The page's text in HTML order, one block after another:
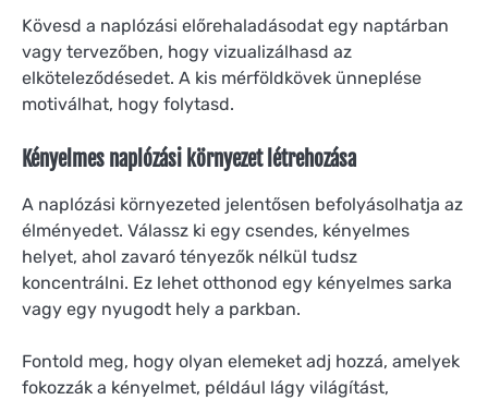
Kövesd a naplózási előrehaladásodat egy naptárban
vagy tervezőben, hogy vizualizálhasd az
elköteleződésedet. A kis mérföldkövek ünneplése
motiválhat, hogy folytasd.
Kényelmes naplózási környezet létrehozása
A naplózási környezeted jelentősen befolyásolhatja az
élményedet. Válassz ki egy csendes, kényelmes
helyet, ahol zavaró tényezők nélkül tudsz
koncentrálni. Ez lehet otthonod egy kényelmes sarka
vagy egy nyugodt hely a parkban.
Fontold meg, hogy olyan elemeket adj hozzá, amelyek
fokozzák a kényelmet, például lágy világítást,